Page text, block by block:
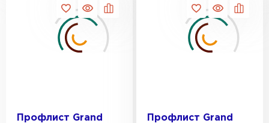
Профлист Grand
Профлист Grand